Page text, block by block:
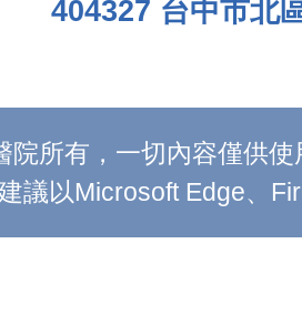
404327 台中市北
所有，一切內容僅供
議以Microsoft Edge、